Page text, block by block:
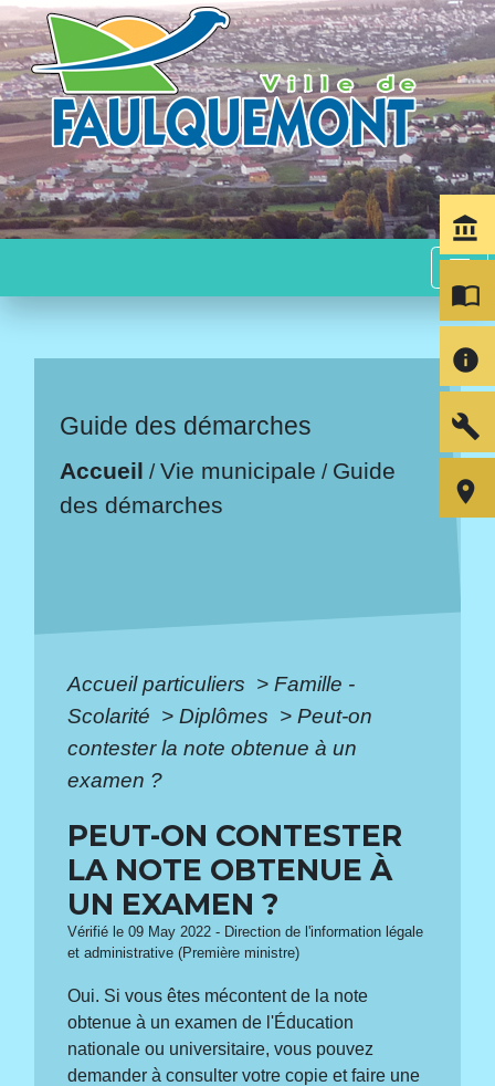
menu
Guide des démarches
Accueil /Vie municipale / Guide
des démarches
Accueil particuliers > Famille -
Scolarité > Diplômes > Peut-on
contester la note obtenue à un
examen ?
PEUT-ON CONTESTER
LA NOTE OBTENUE À
UN EXAMEN ?
Vérifié le 09 May 2022 - Direction de l'information légale
et administrative (Première ministre)
Oui. Si vous êtes mécontent de la note
obtenue à un examen de l'Éducation
nationale ou universitaire, vous pouvez
demander à consulter votre copie et faire une
account_balance
import_contacts
info
build
room